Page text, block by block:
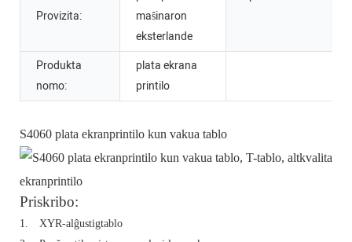
Provizita:
maŝinaron
eksterlande
Produkta
nomo:
plata ekrana
printilo
S4060 plata ekranprintilo kun vakua tablo
Priskribo:
1.
XYR-alĝustigtablo